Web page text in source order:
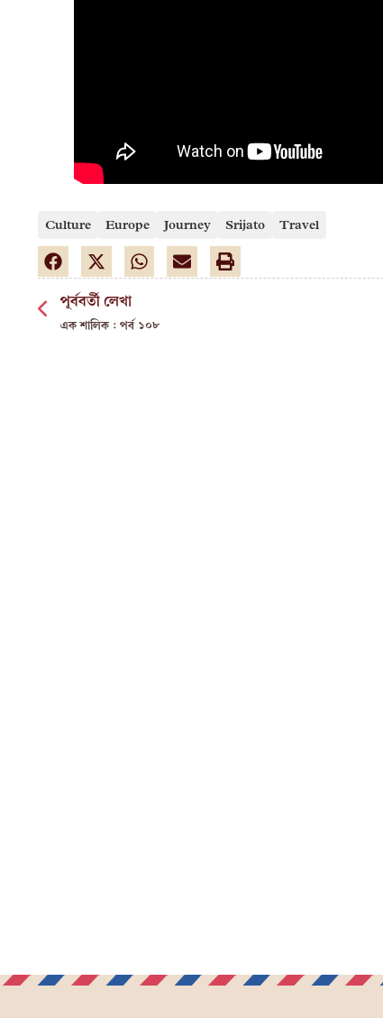
Culture Europe Journey Srijato Travel
পূর্ববর্তী লেখা
এক শালিক : পর্ব ১০৮